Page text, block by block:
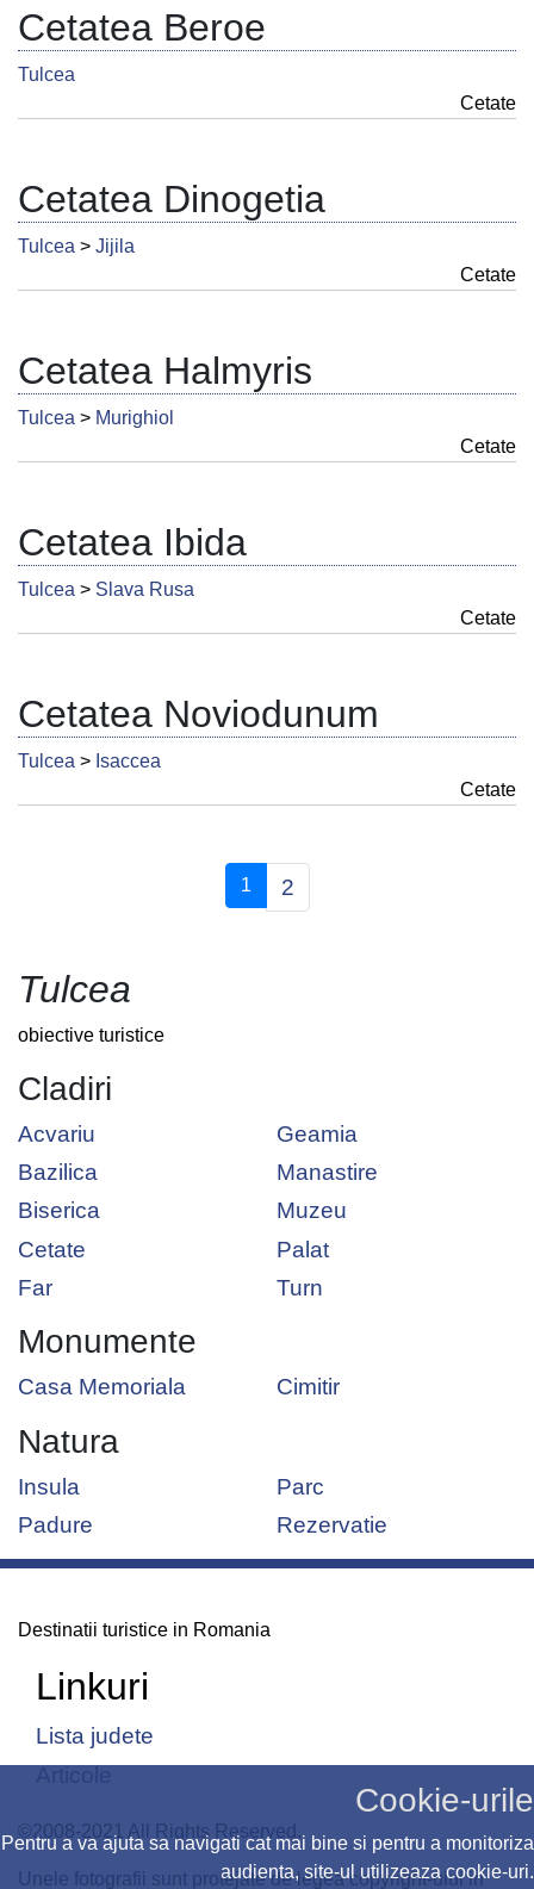
Cookie-urile
Pentru a va ajuta sa navigati cat mai bine si pentru a monitoriza
audienta, site-ul utilizeaza cookie-uri.
Cetatea Beroe
Tulcea
Cetate
Cetatea Dinogetia
Tulcea > Jijila
Cetate
Cetatea Halmyris
Tulcea > Murighiol
Cetate
Cetatea Ibida
Tulcea > Slava Rusa
Cetate
Cetatea Noviodunum
Tulcea > Isaccea
Cetate
1(current)
2
Tulcea
obiective turistice
Cladiri
Acvariu
Bazilica
Biserica
Cetate
Far
Geamia
Manastire
Muzeu
Palat
Turn
Monumente
Casa Memoriala Cimitir
Natura
Insula
Padure
Parc
Rezervatie
Destinatii turistice in Romania
Linkuri
Lista judete
©2008-2021 All Rights Reserved.
Unele fotografii sunt protejate de legea copyright-ului in